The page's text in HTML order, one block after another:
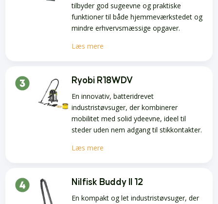
tilbyder god sugeevne og praktiske
funktioner til både hjemmeværkstedet og
mindre erhvervsmæssige opgaver.
Læs mere
Ryobi R18WDV
En innovativ, batteridrevet
industristøvsuger, der kombinerer
mobilitet med solid ydeevne, ideel til
steder uden nem adgang til stikkontakter.
Læs mere
Nilfisk Buddy II 12
En kompakt og let industristøvsuger, der